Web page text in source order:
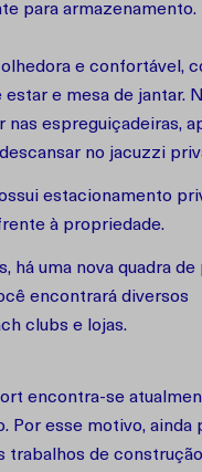
para armazenamento.
e confortável,
estar e mesa de jantar.
nas espreguiçadeiras,
no jacuzzi
estacionamento
à propriedade.
há uma nova quadra de
encontrará diversos
clubs e lojas.
encontra-se
Por esse motivo, ainda
trabalhos de